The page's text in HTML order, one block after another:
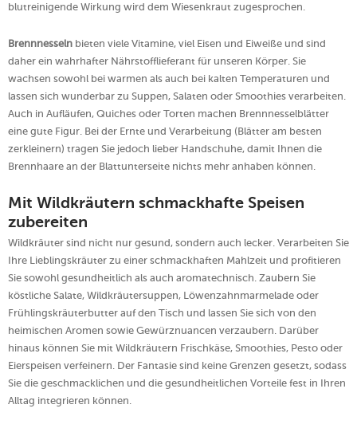
blutreinigende Wirkung wird dem Wiesenkraut zugesprochen.
Brennnesseln bieten viele Vitamine, viel Eisen und Eiweiße und sind
daher ein wahrhafter Nährstofflieferant für unseren Körper. Sie
wachsen sowohl bei warmen als auch bei kalten Temperaturen und
lassen sich wunderbar zu Suppen, Salaten oder Smoothies verarbeiten.
Auch in Aufläufen, Quiches oder Torten machen Brennnesselblätter
eine gute Figur. Bei der Ernte und Verarbeitung (Blätter am besten
zerkleinern) tragen Sie jedoch lieber Handschuhe, damit Ihnen die
Brennhaare an der Blattunterseite nichts mehr anhaben können.
Mit Wildkräutern schmackhafte Speisen
zubereiten
Wildkräuter sind nicht nur gesund, sondern auch lecker. Verarbeiten Sie
Ihre Lieblingskräuter zu einer schmackhaften Mahlzeit und profitieren
Sie sowohl gesundheitlich als auch aromatechnisch. Zaubern Sie
köstliche Salate, Wildkräutersuppen, Löwenzahnmarmelade oder
Frühlingskräuterbutter auf den Tisch und lassen Sie sich von den
heimischen Aromen sowie Gewürznuancen verzaubern. Darüber
hinaus können Sie mit Wildkräutern Frischkäse, Smoothies, Pesto oder
Eierspeisen verfeinern. Der Fantasie sind keine Grenzen gesetzt, sodass
Sie die geschmacklichen und die gesundheitlichen Vorteile fest in Ihren
Alltag integrieren können.